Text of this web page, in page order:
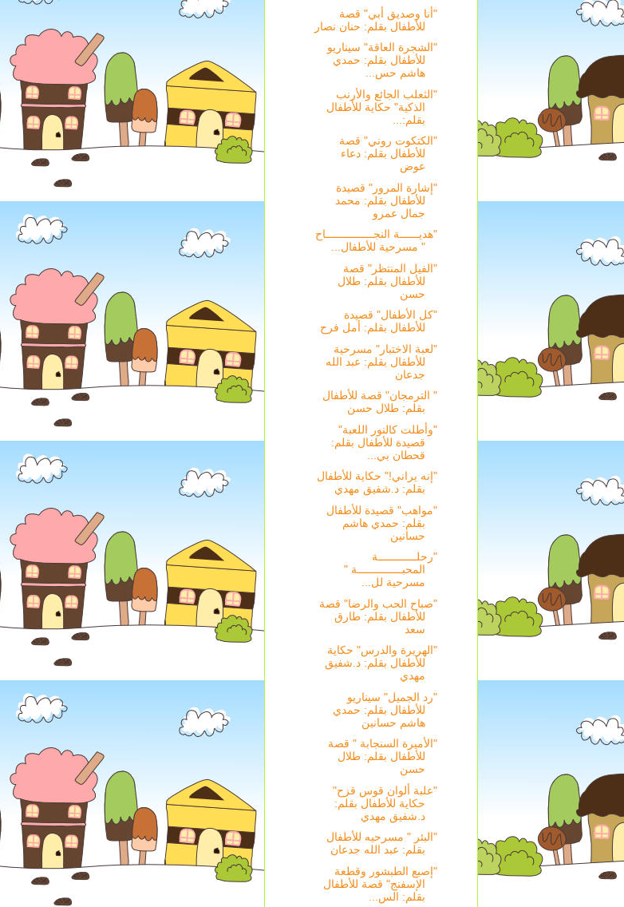
"أنا وصديق أبي" قصة
للأطفال بقلم: حنان نصار
"الشجرة العاقة" سيناريو
للأطفال بقلم: حمدي
هاشم حس...
"الثعلب الجائع والأرنب
الذكية" حكاية للأطفال
بقلم:...
"الكتكوت روني" قصة
للأطفال بقلم: دعاء
عوض
"إشارة المرور" قصيدة
للأطفال بقلم: محمد
جمال عمرو
"هديــــــة النجـــــــــــــــاح
" مسرحية للأطفال...
"الفيل المنتظر" قصة
للأطفال بقلم: طلال
حسن
"كل الأطفال" قصيدة
للأطفال بقلم: أمل فرح
"لعبة الاختبار" مسرحية
للأطفال بقلم: عبد الله
جدعان
" الترمجان" قصة للأطفال
بقلم: طلال حسن
"وأطلت كالنور اللعبة"
قصيدة للأطفال بقلم:
قحطان بي...
"إنه يراني!" حكاية للأطفال
بقلم: د.شفيق مهدي
"مواهب" قصيدة للأطفال
بقلم: حمدي هاشم
حسانين
"رحلــــــــــــة
المحبــــــــــــــة "
مسرحية لل...
"صباح الحب والرضا" قصة
للأطفال بقلم: طارق
سعد
"الهريرة والدرس" حكاية
للأطفال بقلم: د.شفيق
مهدي
"رد الجميل" سيناريو
للأطفال بقلم: حمدي
هاشم حسانين
"الأميرة السنجابة " قصة
للأطفال بقلم: طلال
حسن
"علبة ألوان قوس قزح"
حكاية للأطفال بقلم:
د.شفيق مهدي
"البئر " مسرحيه للأطفال
بقلم: عبد الله جدعان
"إصبع الطبشور وقطعة
الإسفنج" قصة للأطفال
بقلم: الس...